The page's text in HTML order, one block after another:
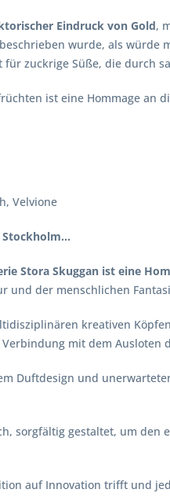
Eindruck von Gold,
wurde, als
zuckrige Süße, die durch
ist eine Hommage an
Velvione
Stora Skuggan ist eine
und der menschlichen
kreativen
mit dem Ausloten
Duftdesign und
sorgfältig gestaltet, um
auf Innovation trifft und